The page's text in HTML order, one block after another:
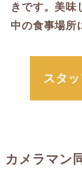
きです。美味
中の食事場所
スタ
カメラマン